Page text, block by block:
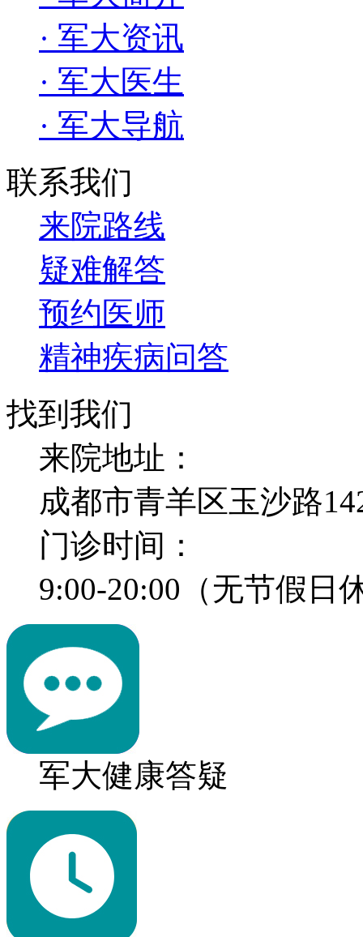
· 军大资讯
· 军大医生
· 军大导航
联系我们
来院路线
疑难解答
预约医师
精神疾病问答
找到我们
来院地址：
成都市青羊区玉沙路
门诊时间：
9:00-20:00（无节假日
军大健康答疑